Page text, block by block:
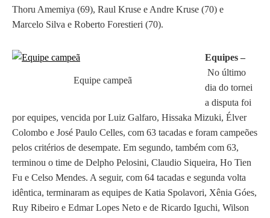
Thoru Amemiya (69), Raul Kruse e Andre Kruse (70) e
Marcelo Silva e Roberto Forestieri (70).
Equipe campeã
Equipes –
No último
dia do tornei
a disputa foi
por equipes, vencida por Luiz Galfaro, Hissaka Mizuki, Élver
Colombo e José Paulo Celles, com 63 tacadas e foram campeões
pelos critérios de desempate. Em segundo, também com 63,
terminou o time de Delpho Pelosini, Claudio Siqueira, Ho Tien
Fu e Celso Mendes. A seguir, com 64 tacadas e segunda volta
idêntica, terminaram as equipes de Katia Spolavori, Xênia Góes,
Ruy Ribeiro e Edmar Lopes Neto e de Ricardo Iguchi, Wilson